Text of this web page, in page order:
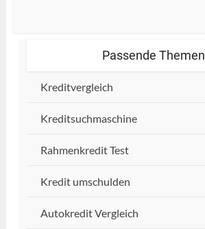
Passende Themen
Kreditvergleich
Kreditsuchmaschine
Rahmenkredit Test
Kredit umschulden
Autokredit Vergleich